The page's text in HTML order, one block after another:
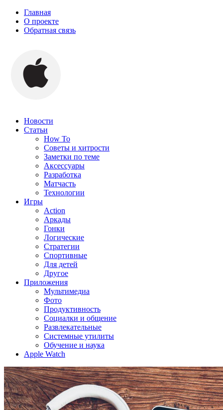
Главная
О проекте
Обратная связь
Новости
Статьи
How To
Советы и хитрости
Заметки по теме
Аксессуары
Разработка
Матчасть
Технологии
Игры
Action
Аркады
Гонки
Логические
Стратегии
Спортивные
Для детей
Другое
Приложения
Мультимедиа
Фото
Продуктивность
Социалки и общение
Развлекательные
Системные утилиты
Обучение и наука
Apple Watch